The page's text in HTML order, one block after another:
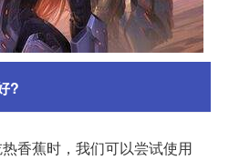
?
香蕉时，我们可以尝试使用